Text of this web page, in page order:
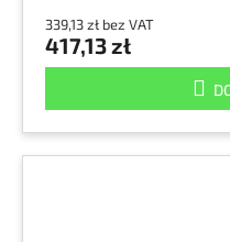
339,13 zł bez VAT
417,13 zł